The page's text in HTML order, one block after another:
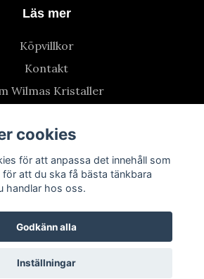
Läs mer
Köpvillkor
Kontakt
Wilmas Kristaller
Wilmas Kristaller
cookies
för att anpassa det innehåll som
att du ska få bästa tänkbara
handlar hos oss.
Godkänn alla
Inställningar